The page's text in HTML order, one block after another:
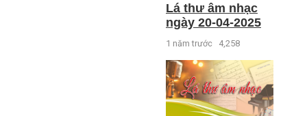
Lá thư âm nhạc
ngày 20-04-2025
1 năm trước 4,258